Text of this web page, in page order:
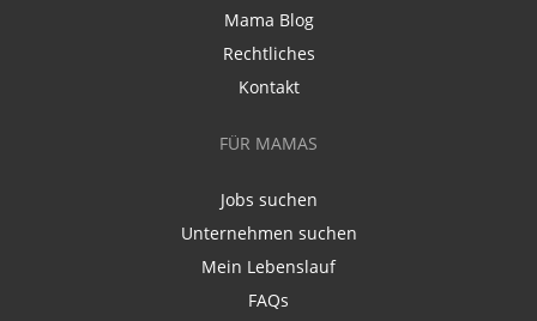
Mama Blog
Rechtliches
Kontakt
FÜR MAMAS
Jobs suchen
Unternehmen suchen
Mein Lebenslauf
FAQs